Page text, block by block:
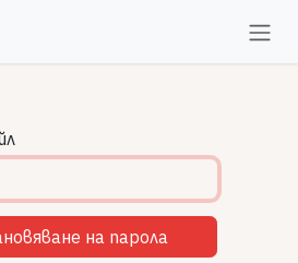
на парола